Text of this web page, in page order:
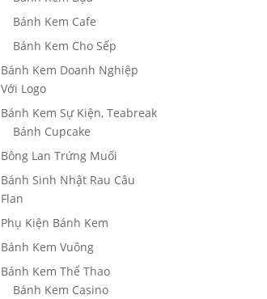
Bánh Kem Cafe
Bánh Kem Cho Sếp
Bánh Kem Doanh Nghiệp
Với Logo
Bánh Kem Sự Kiện, Teabreak
Bánh Cupcake
Bông Lan Trứng Muối
Bánh Sinh Nhật Rau Câu
Flan
Phụ Kiện Bánh Kem
Bánh Kem Vuông
Bánh Kem Thể Thao
Bánh Kem Casino